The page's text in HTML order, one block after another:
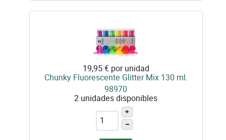
19,95 € por unidad
Chunky Fluorescente Glitter Mix 130 ml.
98970
2 unidades disponibles
+
–